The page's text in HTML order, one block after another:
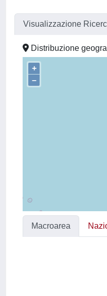
Visualizzazione
Distribuzione
+
–
Macroarea